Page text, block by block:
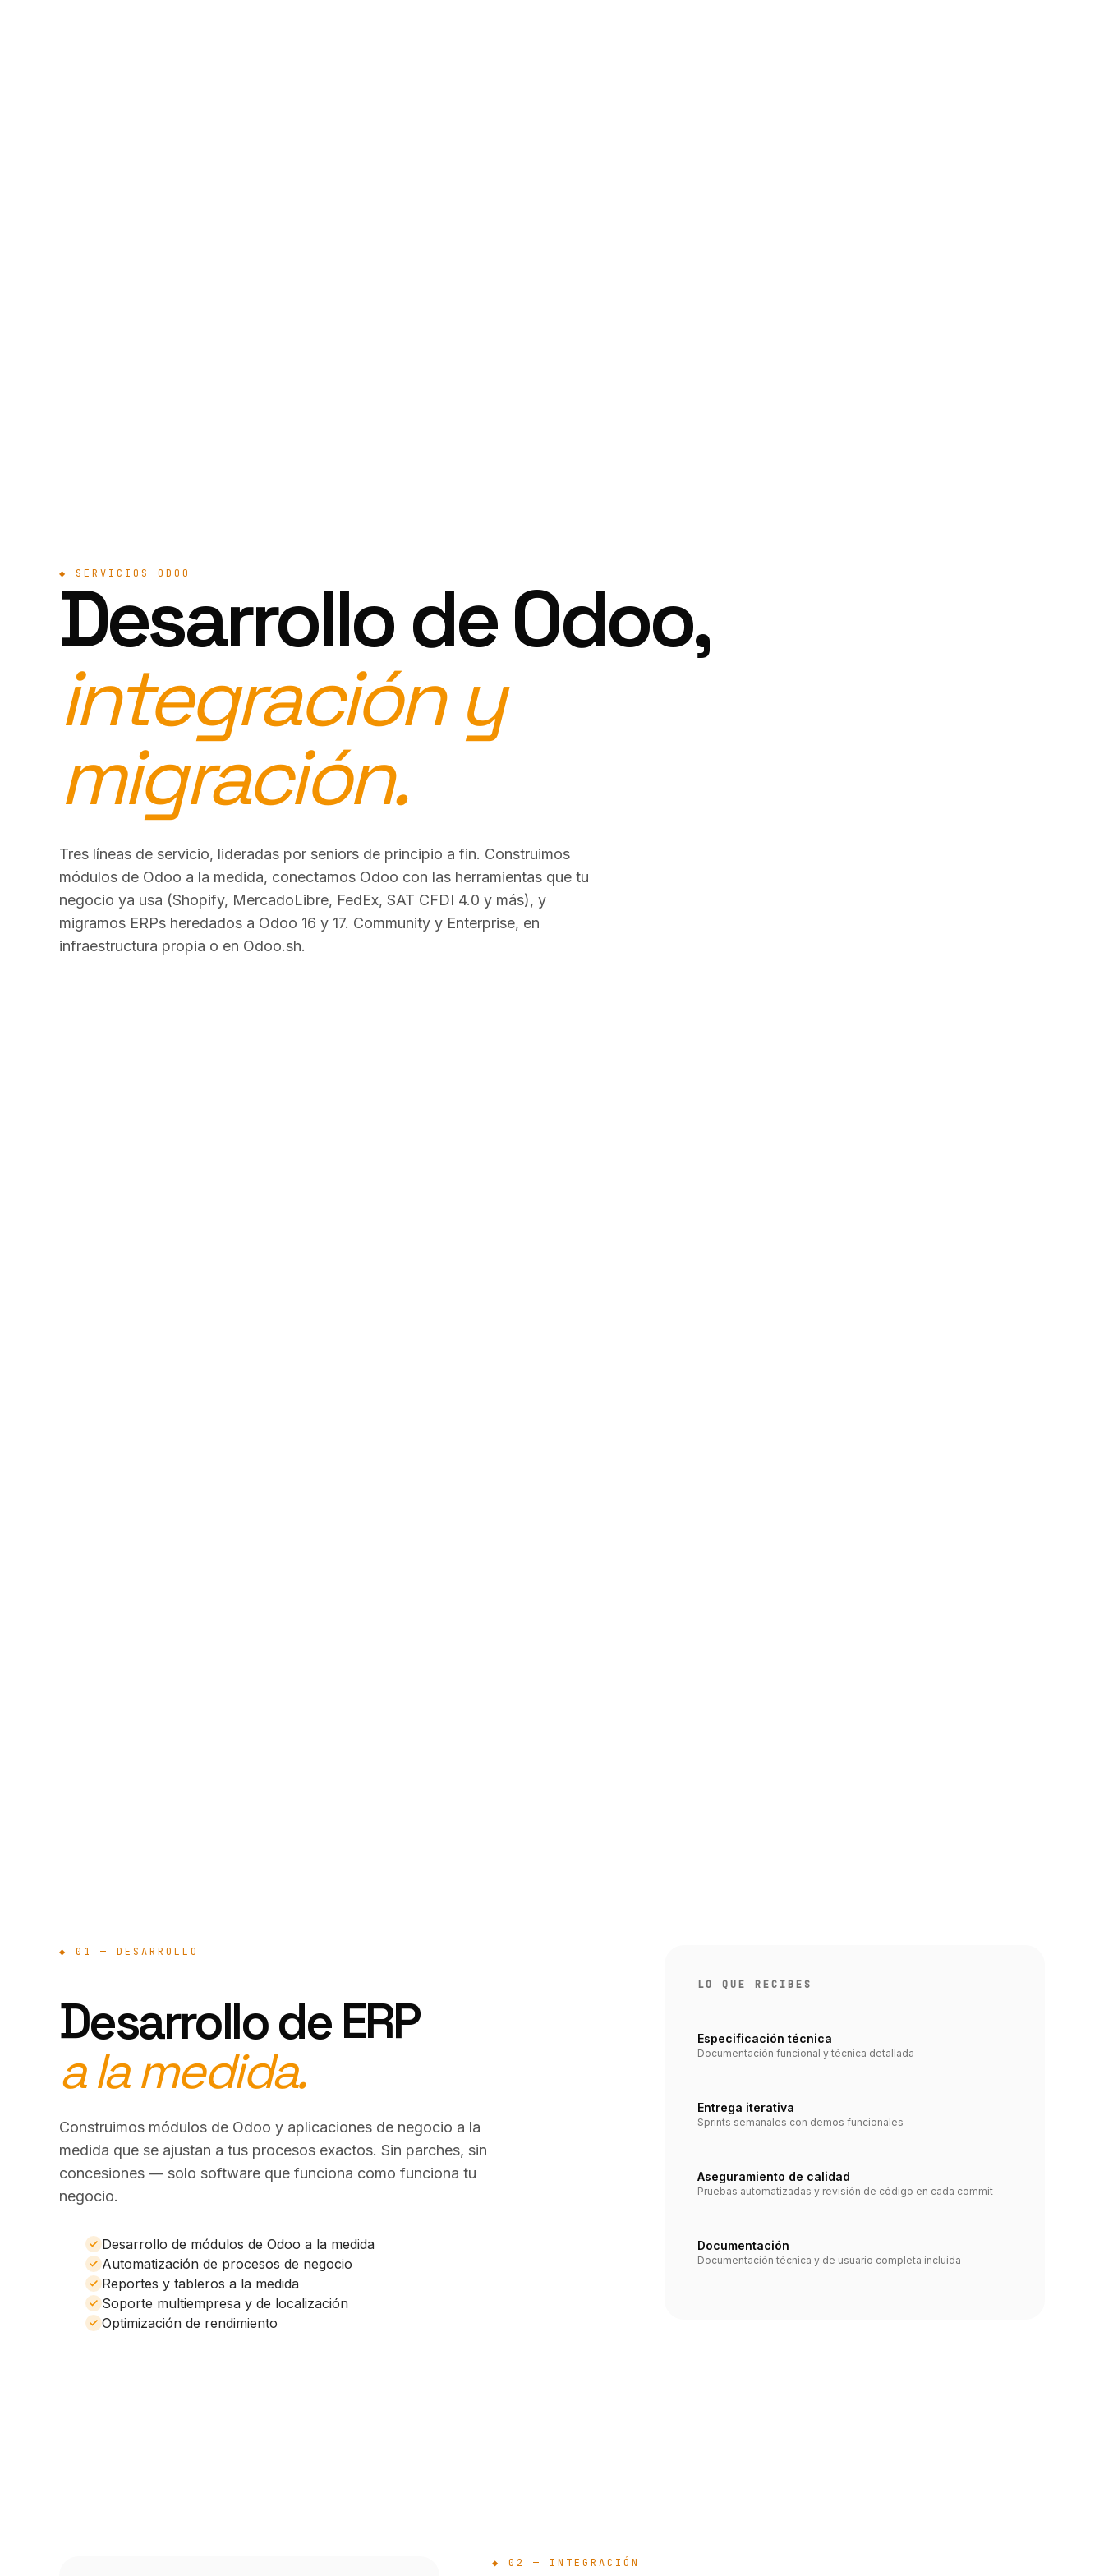
◆ SERVICIOS ODOO
Desarrollo de Odoo,
integración y
migración.
Tres líneas de servicio, lideradas por seniors de principio a fin. Construimos
módulos de Odoo a la medida, conectamos Odoo con las herramientas que tu
negocio ya usa (Shopify, MercadoLibre, FedEx, SAT CFDI 4.0 y más), y
migramos ERPs heredados a Odoo 16 y 17. Community y Enterprise, en
infraestructura propia o en Odoo.sh.
◆ 01 — DESARROLLO
Desarrollo de ERP
a la medida.
Construimos módulos de Odoo y aplicaciones de negocio a la
medida que se ajustan a tus procesos exactos. Sin parches, sin
concesiones — solo software que funciona como funciona tu
negocio.
Desarrollo de módulos de Odoo a la medida
Automatización de procesos de negocio
Reportes y tableros a la medida
Soporte multiempresa y de localización
Optimización de rendimiento
LO QUE RECIBES
Especificación técnica
Documentación funcional y técnica detallada
Entrega iterativa
Sprints semanales con demos funcionales
Aseguramiento de calidad
Pruebas automatizadas y revisión de código en cada commit
Documentación
Documentación técnica y de usuario completa incluida
◆ 02 — INTEGRACIÓN